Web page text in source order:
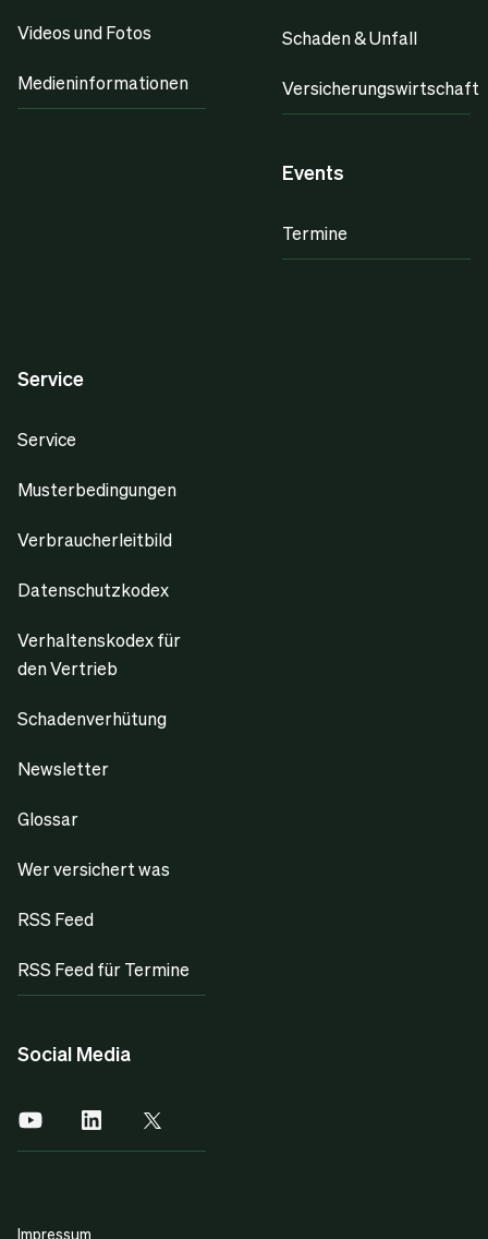
Videos und Fotos
Medieninformationen
Schaden & Unfall
Versicherungswirtschaft
Events
Termine
Service
Service
Musterbedingungen
Verbraucherleitbild
Datenschutzkodex
Verhaltenskodex für
den Vertrieb
Schadenverhütung
Newsletter
Glossar
Wer versichert was
RSS Feed
RSS Feed für Termine
Social Media
Impressum